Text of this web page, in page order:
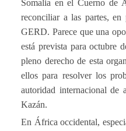
Somalia en el Cuerno de
reconciliar a las partes,
GERD. Parece que una
está prevista para octubre
pleno derecho de esta
ellos para resolver los
autoridad internacional de
Kazán.
En África occidental,